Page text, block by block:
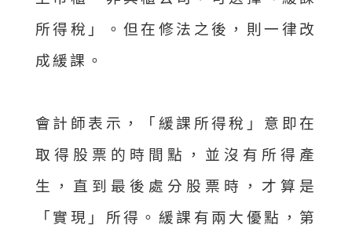
所得稅」。但在修法之後，則一律改
成緩課。
會計師表示，「緩課所得稅」意即在
取得股票的時間點，並沒有所得產
生，直到最後處分股票時，才算是
「實現」所得。緩課有兩大優點，第